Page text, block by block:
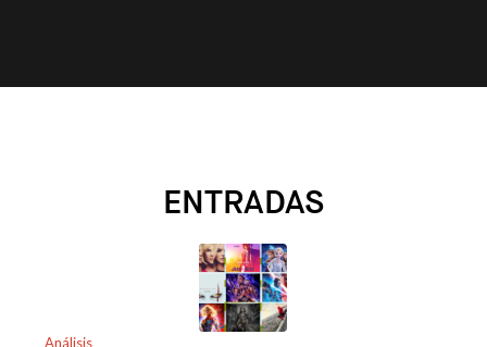
ENTRADAS
Análisis